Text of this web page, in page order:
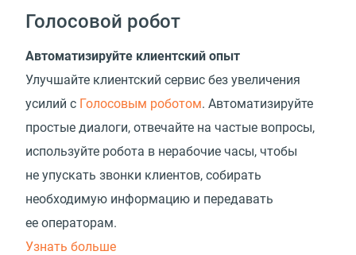
Голосовой робот
Автоматизируйте клиентский опыт
Улучшайте клиентский сервис без увеличения
усилий с Голосовым роботом. Автоматизируйте
простые диалоги, отвечайте на частые вопросы,
используйте робота в нерабочие часы, чтобы
не упускать звонки клиентов, собирать
необходимую информацию и передавать
ее операторам.
Узнать больше